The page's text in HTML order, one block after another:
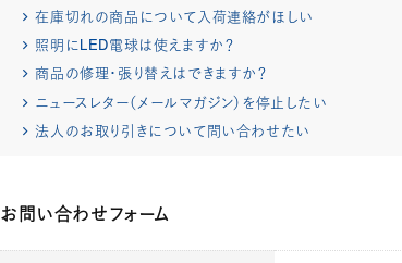
在庫切れの商品について入荷連絡がほしい
照明にLED電球は使えますか？
商品の修理・張り替えはできますか？
ニュースレター（メールマガジン）を停止したい
法人のお取り引きについて問い合わせたい
お問い合わせフォーム